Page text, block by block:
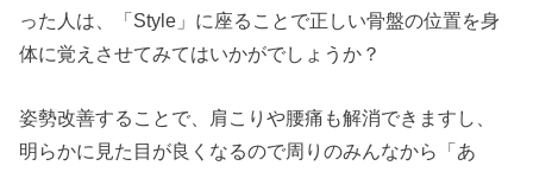
った人は、「Style」に座ることで正しい骨盤の位置を身
体に覚えさせてみてはいかがでしょうか？
姿勢改善することで、肩こりや腰痛も解消できますし、
明らかに見た目が良くなるので周りのみんなから「あ